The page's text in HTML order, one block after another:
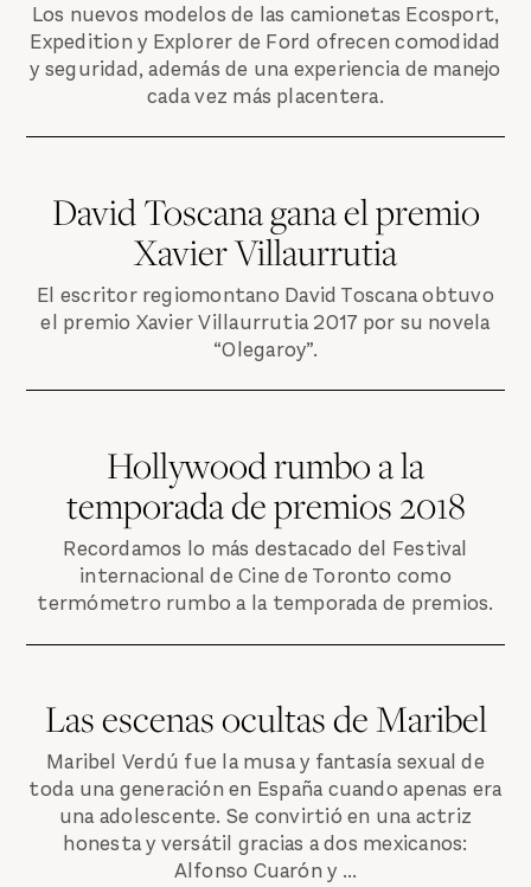
Los nuevos modelos de las camionetas Ecosport,
Expedition y Explorer de Ford ofrecen comodidad
y seguridad, además de una experiencia de manejo
cada vez más placentera.
David Toscana gana el premio
Xavier Villaurrutia
El escritor regiomontano David Toscana obtuvo
el premio Xavier Villaurrutia 2017 por su novela
“Olegaroy”.
Hollywood rumbo a la
temporada de premios 2018
Recordamos lo más destacado del Festival
internacional de Cine de Toronto como
termómetro rumbo a la temporada de premios.
Las escenas ocultas de Maribel
Maribel Verdú fue la musa y fantasía sexual de
toda una generación en España cuando apenas era
una adolescente. Se convirtió en una actriz
honesta y versátil gracias a dos mexicanos:
Alfonso Cuarón y ...